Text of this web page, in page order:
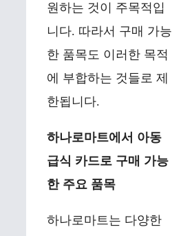
원하는 것이 주목적입
니다. 따라서 구매 가능
한 품목도 이러한 목적
에 부합하는 것들로 제
한됩니다.
하나로마트에서 아동
급식 카드로 구매 가능
한 주요 품목
하나로마트는 다양한